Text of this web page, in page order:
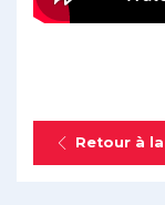
Retour à